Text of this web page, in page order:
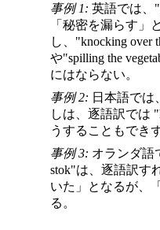
事例 1: 英語では、"
「秘密を漏らす」
し、"knocking over
や"spilling the
にはならない。
事例 2: 日本語では
しは、逐語訳では "
うすることもでき
事例 3: オランダ語
stok"は、逐語訳す
いた」となるが、
る。